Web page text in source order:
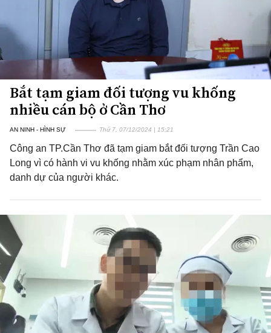
Bắt tạm giam đối tượng vu khống
nhiều cán bộ ở Cần Thơ
AN NINH - HÌNH SỰ Thứ 7, 07/12/2024 | 15:21
Công an TP.Cần Thơ đã tạm giam bắt đối tượng Trần Cao
Long vì có hành vi vu khống nhằm xúc phạm nhân phẩm,
danh dự của người khác.